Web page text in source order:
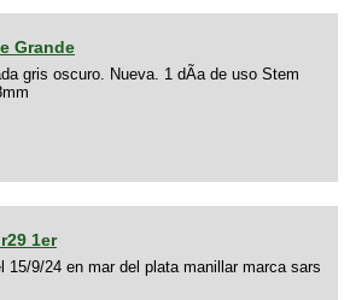
Grande
gris oscuro. Nueva. 1 dÃ­a de uso Stem
1er
15/9/24 en mar del plata manillar marca sars